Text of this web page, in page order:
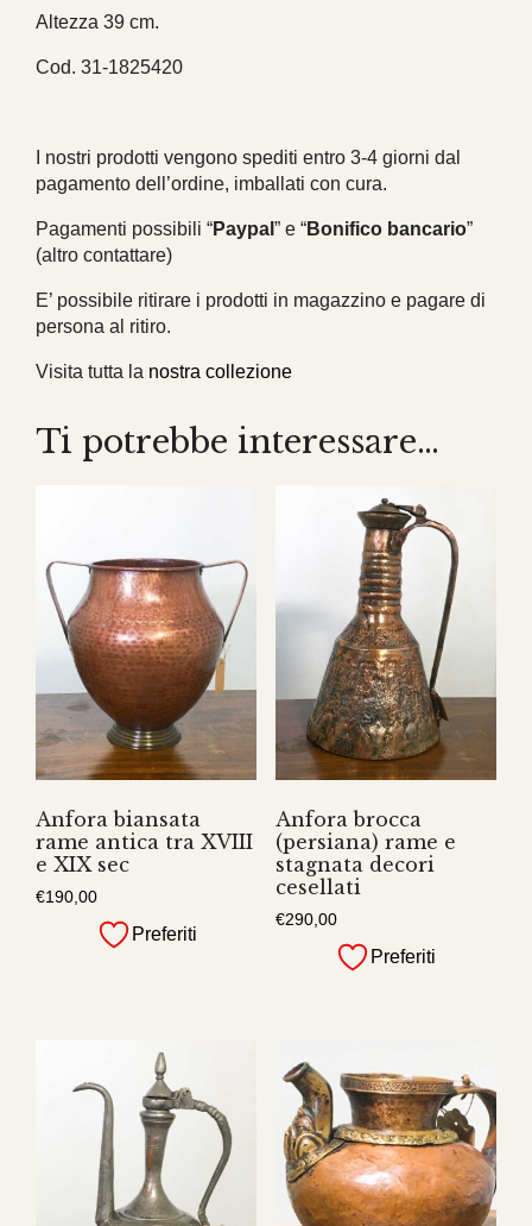
Altezza 39 cm.
Cod. 31-1825420
I nostri prodotti vengono spediti entro 3-4 giorni dal
pagamento dell’ordine, imballati con cura.
Pagamenti possibili “Paypal ” e “Bonifico bancario”
(altro contattare)
E’ possibile ritirare i prodotti in magazzino e pagare di
persona al ritiro.
Visita tutta la nostra collezione
Ti potrebbe interessare…
Anfora biansata
rame antica tra XVIII
e XIX sec
€190,00
Preferiti
Anfora brocca
(persiana) rame e
stagnata decori
cesellati
€290,00
Preferiti